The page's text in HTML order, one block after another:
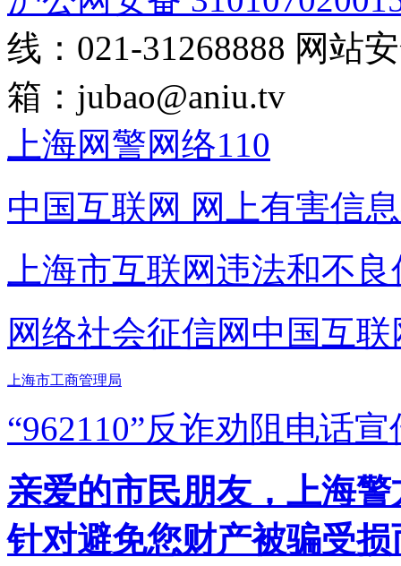
线：021-31268888 网站
箱： jubao@aniu.tv
上海网警网络110
中国互联网 网上有害信
上海市互联网违法和不
网络社会征信网 中国互
上海市工商管理局
“962110”反诈劝阻电话宣
亲爱的市民朋友，上海
针对避免您财产被骗受